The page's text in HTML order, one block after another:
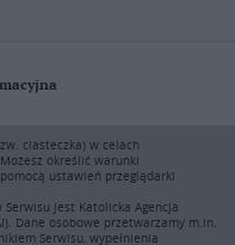
Użytkownicy mogą pobierać
internetowego www.ekai.pl
rozpowszechnianie
(także framing i in.
ciasteczka) w celach
określić warunki
ustawień przeglądarki
jest Katolicka Agencja
Dane osobowe przetwarzamy m.in.
Serwisu, wypełnienia